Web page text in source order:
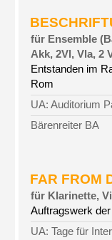
für Ensemble
Akk, 2Vl, Vla, 2
Entstanden im
Rom
UA: Auditorium
Bärenreiter BA
FAR FROM
für Klarinette,
Auftragswerk
UA: Tage für